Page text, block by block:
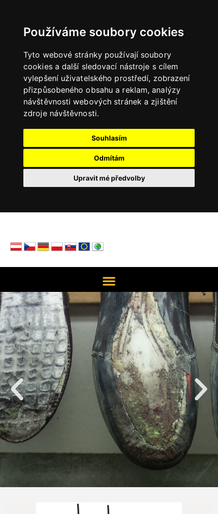
Používáme soubory cookies
Tyto webové stránky používají soubory
cookies a další sledovací nástroje s cílem
vylepšení uživatelského prostředí, zobrazení
přizpůsobeného obsahu a reklam, analýzy
návštěvnosti webových stránek a zjištění
zdroje návštěvnosti.
Souhlasím
Odmítám
Upravit mé předvolby
Naprawimy Twoje buty trekkingowe